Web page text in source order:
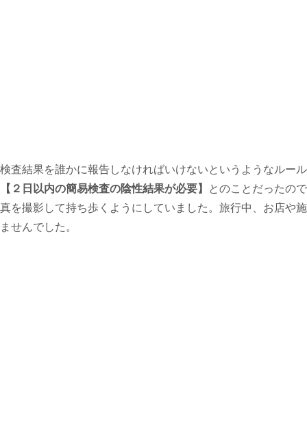
検査結果を誰かに報告しなければいけないというようなルー
【２日以内の簡易検査の陰性結果が必要】
とのことだったの
真を撮影して持ち歩くようにしていました。旅行中、お店や
ませんでした。